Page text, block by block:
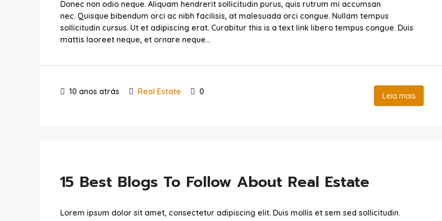
Donec non odio neque. Aliquam hendrerit sollicitudin purus, quis rutrum mi accumsan
nec. Quisque bibendum orci ac nibh facilisis, at malesuada orci congue. Nullam tempus
sollicitudin cursus. Ut et adipiscing erat. Curabitur this is a text link libero tempus congue. Duis
mattis laoreet neque, et ornare neque...
10 anos atrás Real Estate 0 Leia mais
15 Best Blogs To Follow About Real Estate
Lorem ipsum dolor sit amet, consectetur adipiscing elit. Duis mollis et sem sed sollicitudin.